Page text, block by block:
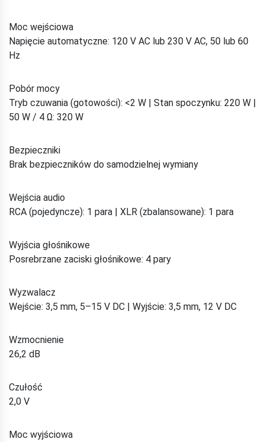
Moc wejściowa
Napięcie automatyczne: 120 V AC lub 230 V AC, 50 lub 60
Hz
Pobór mocy
Tryb czuwania (gotowości): <2 W | Stan spoczynku: 220 W |
50 W / 4 Ω: 320 W
Bezpieczniki
Brak bezpieczników do samodzielnej wymiany
Wejścia audio
RCA (pojedyncze): 1 para | XLR (zbalansowane): 1 para
Wyjścia głośnikowe
Posrebrzane zaciski głośnikowe: 4 pary
Wyzwalacz
Wejście: 3,5 mm, 5–15 V DC | Wyjście: 3,5 mm, 12 V DC
Wzmocnienie
26,2 dB
Czułość
2,0 V
Moc wyjściowa